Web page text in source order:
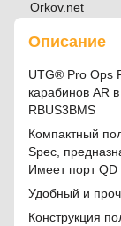
Описание
UTG® Pro Ops
карабинов AR
RBUS3BMS
Компактный
Spec,
Имеет порт
Удобный и
Конструкция